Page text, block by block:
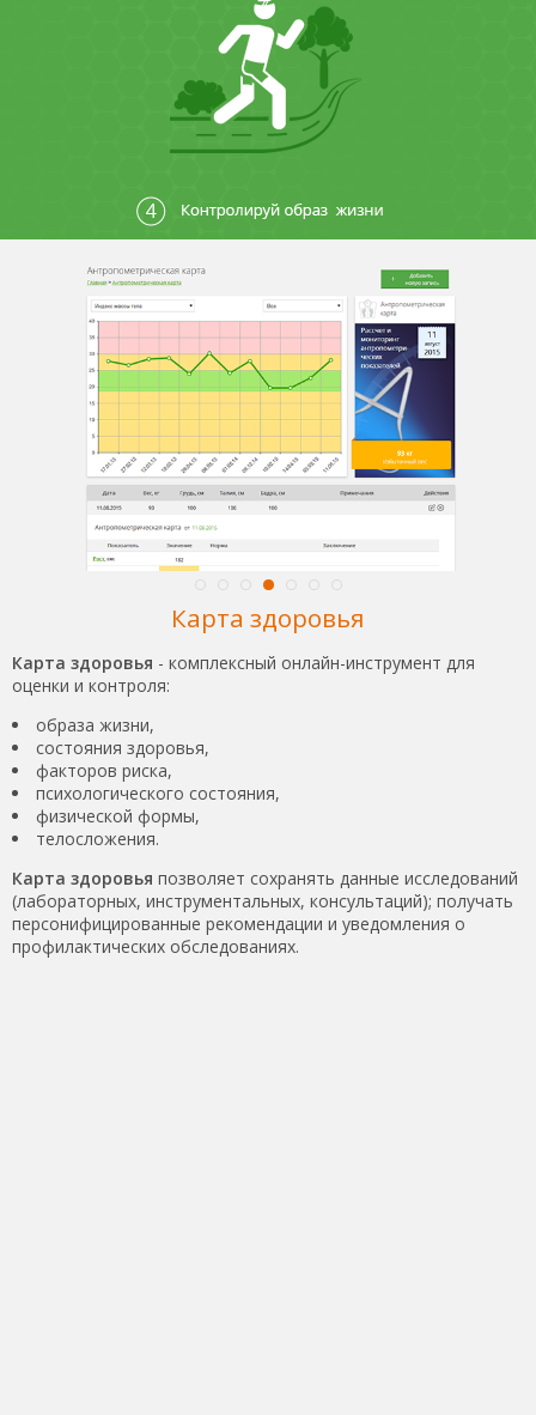
Карта здоровья
Карта здоровья - комплексный онлайн-инструмент для
оценки и контроля:
образа жизни,
состояния здоровья,
факторов риска,
психологического состояния,
физической формы,
телосложения.
Карта здоровья позволяет сохранять данные исследований
(лабораторных, инструментальных, консультаций); получать
персонифицированные рекомендации и уведомления о
профилактических обследованиях.